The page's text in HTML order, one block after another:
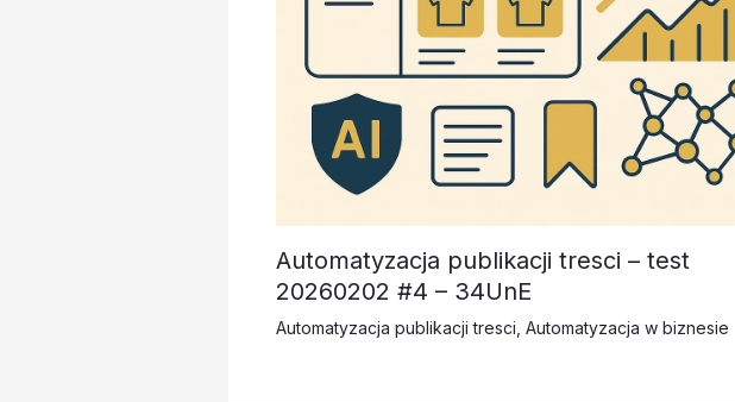
Automatyzacja publikacji tresci – test
20260202 #4 – 34UnE
Automatyzacja publikacji tresci Automatyzacja w biznesie